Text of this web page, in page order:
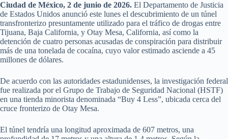
Ciudad de México, 2 de junio de 2026. El Departamento de Justicia
de Estados Unidos anunció este lunes el descubrimiento de un túnel
transfronterizo presuntamente utilizado para el tráfico de drogas entre
Tijuana, Baja California, y Otay Mesa, California, así como la
detención de cuatro personas acusadas de conspiración para distribuir
más de una tonelada de cocaína, cuyo valor estimado asciende a 45
millones de dólares.
De acuerdo con las autoridades estadunidenses, la investigación federal
fue realizada por el Grupo de Trabajo de Seguridad Nacional (HSTF)
en una tienda minorista denominada “Buy 4 Less”, ubicada cerca del
cruce fronterizo de Otay Mesa.
El túnel tendría una longitud aproximada de 607 metros, una